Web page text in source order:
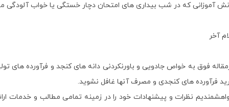
آموزانی که در شب بیداری های امتحان دچار خستگی یا خواب
آخر
فوق به خواص جادویی و باورنکردنی دانه های کنجد و فرآورده های
فرآورده های کنجدی و مصرف آنها غافل نشوید.
نظرات و پیشنهادات خود را در زمینه تمامی مطالب و خدمات